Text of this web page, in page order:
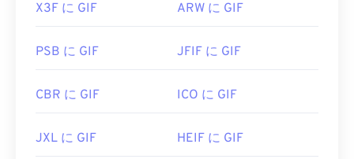
X3F に GIF ARW に GIF
PSB に GIF JFIF に GIF
CBR に GIF ICO に GIF
JXL に GIF HEIF に GIF